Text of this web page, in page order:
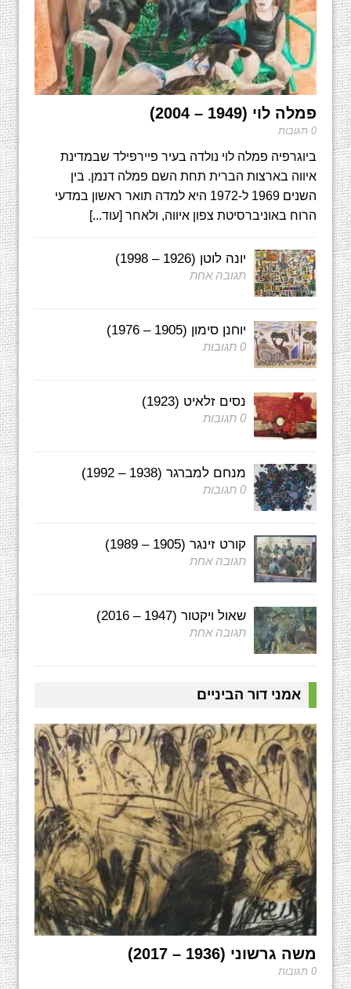
פמלה לוי (1949 – 2004)
0 תגובות
ביוגרפיה פמלה לוי נולדה בעיר פיירפילד שבמדינת
איווה בארצות הברית תחת השם פמלה דנמן. בין
השנים 1969 ל-1972 היא למדה תואר ראשון במדעי
הרוח באוניברסיטת צפון איווה, ולאחר [עוד...]
יונה לוטן (1926 – 1998)
תגובה אחת
יוחנן סימון (1905 – 1976)
0 תגובות
נסים זלאיט (1923)
0 תגובות
מנחם למברגר (1938 – 1992)
0 תגובות
קורט זינגר (1905 – 1989)
תגובה אחת
שאול ויקטור (1947 – 2016)
תגובה אחת
אמני דור הביניים
משה גרשוני (1936 – 2017)
0 תגובות